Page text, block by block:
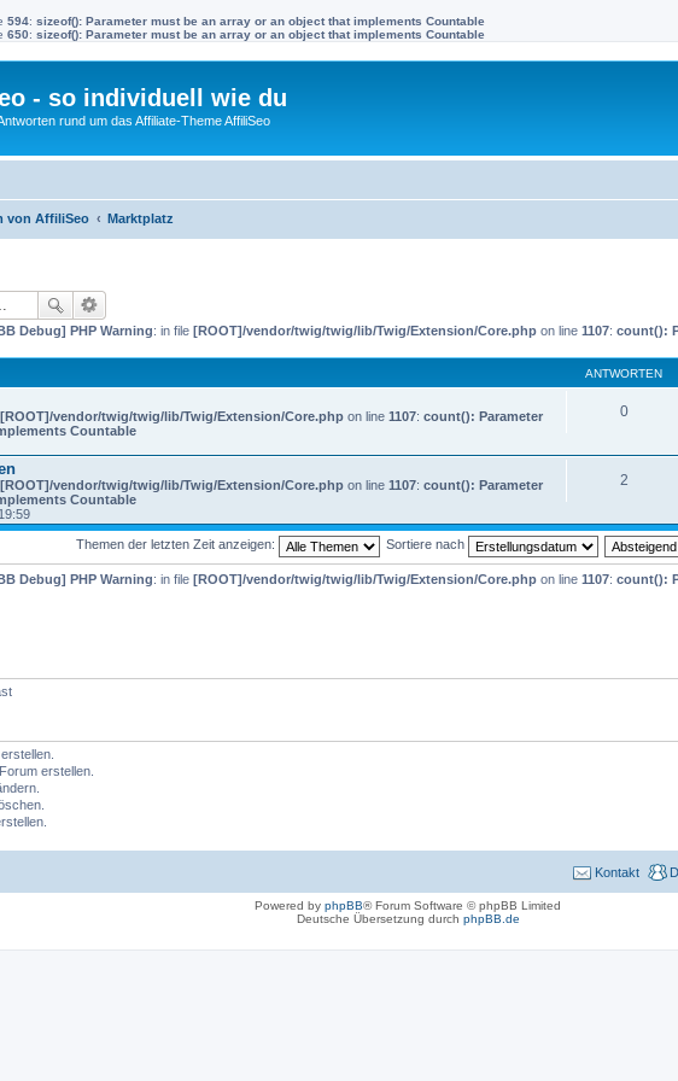
594: sizeof(): Parameter must be an array or an object that implements Countable
650: sizeof(): Parameter must be an array or an object that implements Countable
- so individuell wie du
rund um das Affiliate-Theme AffiliSeo
von AffiliSeo Marktplatz
Debug] PHP Warning: in file [ROOT]/vendor/twig/twig/lib/Twig/Extension/Core.php on line 1107: count():
ANTWORTEN
[ROOT]/vendor/twig/twig/lib/Twig/Extension/Core.php on line 1107: count(): Parameter
Countable
0
[ROOT]/vendor/twig/twig/lib/Twig/Extension/Core.php on line 1107: count(): Parameter
Countable
2
Themen der letzten Zeit anzeigen: Sortiere nach
Debug] PHP Warning: in file [ROOT]/vendor/twig/twig/lib/Twig/Extension/Core.php on line 1107: count():
erstellen.
Kontakt
Powered by phpBB® Forum Software © phpBB Limited
Deutsche Übersetzung durch phpBB.de